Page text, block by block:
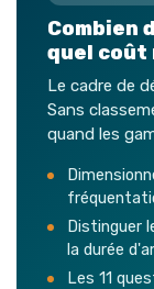
Combien
quel coût
Le cadre de
Sans
quand les
Distinguer
la durée
Les 11